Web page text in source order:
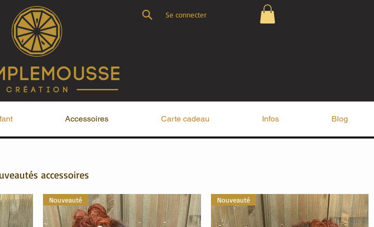
accessoires
Nouveauté Nouveauté
Accessoires Carte cadeau Infos Blog
Se connecter